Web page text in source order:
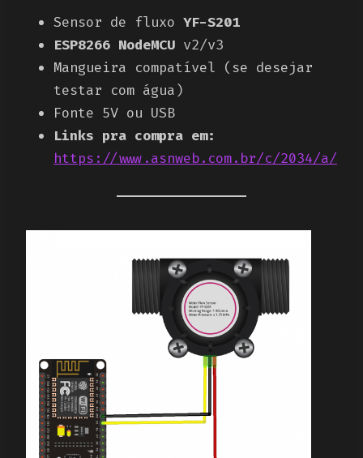
Sensor de fluxo YF-S201
ESP8266 NodeMCU v2/v3
Mangueira compatível (se desejar
testar com água)
Fonte 5V ou USB
Links pra compra em:
https://www.asnweb.com.br/c/2034/a/